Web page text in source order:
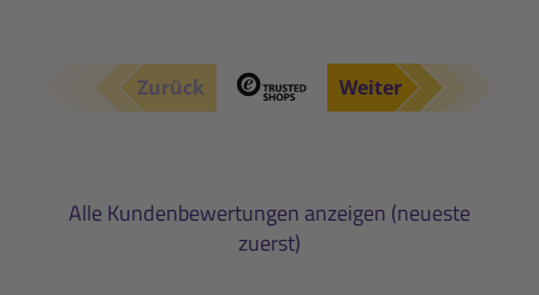
Zurück Weiter
Alle Kundenbewertungen anzeigen (neueste
zuerst)